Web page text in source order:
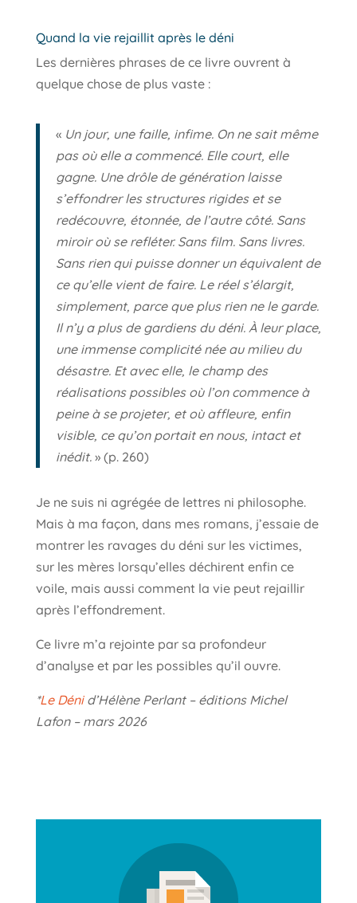
Quand la vie rejaillit après le déni
Les dernières phrases de ce livre ouvrent à
quelque chose de plus vaste :
« Un jour, une faille, infime. On ne sait même
pas où elle a commencé. Elle court, elle
gagne. Une drôle de génération laisse
s’effondrer les structures rigides et se
redécouvre, étonnée, de l’autre côté. Sans
miroir où se refléter. Sans film. Sans livres.
Sans rien qui puisse donner un équivalent de
ce qu’elle vient de faire. Le réel s’élargit,
simplement, parce que plus rien ne le garde.
Il n’y a plus de gardiens du déni. À leur place,
une immense complicité née au milieu du
désastre. Et avec elle, le champ des
réalisations possibles où l’on commence à
peine à se projeter, et où affleure, enfin
visible, ce qu’on portait en nous, intact et
inédit.» (p. 260)
Je ne suis ni agrégée de lettres ni philosophe.
Mais à ma façon, dans mes romans, j’essaie de
montrer les ravages du déni sur les victimes,
sur les mères lorsqu’elles déchirent enfin ce
voile, mais aussi comment la vie peut rejaillir
après l’effondrement.
Ce livre m’a rejointe par sa profondeur
d’analyse et par les possibles qu’il ouvre.
*Le Dénid’Hélène Perlant – éditions Michel
Lafon – mars 2026